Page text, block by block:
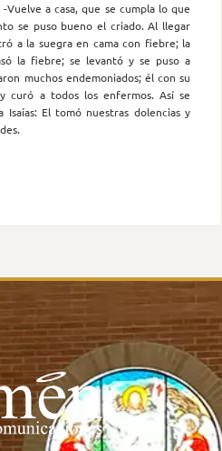
a casa, que se cumpla lo que
se puso bueno el criado. Al llegar
a la suegra en cama con fiebre; la
la fiebre; se levantó y se puso a
muchos endemoniados; él con su
curó a todos los enfermos. Así se
El tomó nuestras dolencias y